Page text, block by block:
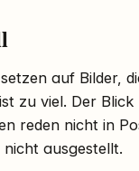
auf Bilder,
zu viel. Der
reden nicht in
ausgestellt.